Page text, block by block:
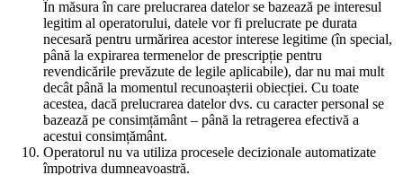
În măsura în care prelucrarea datelor se bazează pe interesul
legitim al operatorului, datele vor fi prelucrate pe durata
necesară pentru urmărirea acestor interese legitime (în special,
până la expirarea termenelor de prescripție pentru
revendicările prevăzute de legile aplicabile), dar nu mai mult
decât până la momentul recunoașterii obiecției. Cu toate
acestea, dacă prelucrarea datelor dvs. cu caracter personal se
bazează pe consimțământ – până la retragerea efectivă a
acestui consimțământ.
Operatorul nu va utiliza procesele decizionale automatizate
împotriva dumneavoastră.